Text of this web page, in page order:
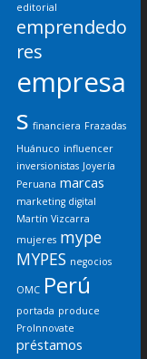
editorial
emprendedo
res
empresa
s financiera Frazadas
Huánuco influencer
inversionistas Joyería
Peruana marcas
marketing digital
Martín Vizcarra
mujeres mype
MYPES negocios
OMC Perú
portada produce
ProInnovate
préstamos